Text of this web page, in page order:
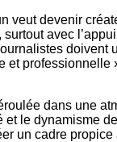
veut devenir
avec
doivent
et professionnelle
dans une
et le dynamisme
un cadre